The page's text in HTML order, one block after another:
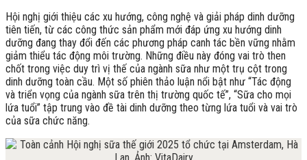
Hội nghị giới thiệu các xu hướng, công nghệ và giải pháp dinh dưỡng
tiên tiến, từ các công thức sản phẩm mới đáp ứng xu hướng dinh
dưỡng đang thay đổi đến các phương pháp canh tác bền vững nhằm
giảm thiểu tác động môi trường. Những điều này đóng vai trò then
chốt trong việc duy trì vị thế của ngành sữa như một trụ cột trong
dinh dưỡng toàn cầu. Một số phiên thảo luận nổi bật như “Tác động
và triển vọng của ngành sữa trên thị trường quốc tế”, “Sữa cho mọi
lứa tuổi” tập trung vào đề tài dinh dưỡng theo từng lứa tuổi và vai trò
của sữa chức năng.